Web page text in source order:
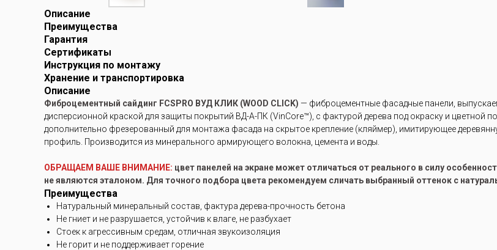
Описание
Преимущества
Гарантия
Сертификаты
Инструкция по монтажу
Хранение и транспортировка
Описание
Фиброцементный сайдинг FCSPRO ВУД КЛИК (WOOD CLICK) — фиброцементные фасадные панели,
дисперсионной краской для защиты покрытий ВД-А-ПК (VinCore™), с фактурой дерева под окраску и цветной
дополнительно фрезерованный для монтажа фасада на скрытое крепление (кляймер), имитирующее
профиль. Производится из минерального армирующего волокна, цемента и воды.
ОБРАЩАЕМ ВАШЕ ВНИМАНИЕ: цвет панелей на экране может отличаться от реального в силу
не являются эталоном. Для точного подбора цвета рекомендуем сличать выбранный оттенок с
Преимущества
Натуральный минеральный состав, фактура дерева-прочность бетона
Не гниет и не разрушается, устойчив к влаге, не разбухает
Стоек к агрессивным средам, отличная звукоизоляция
Не горит и не поддерживает горение